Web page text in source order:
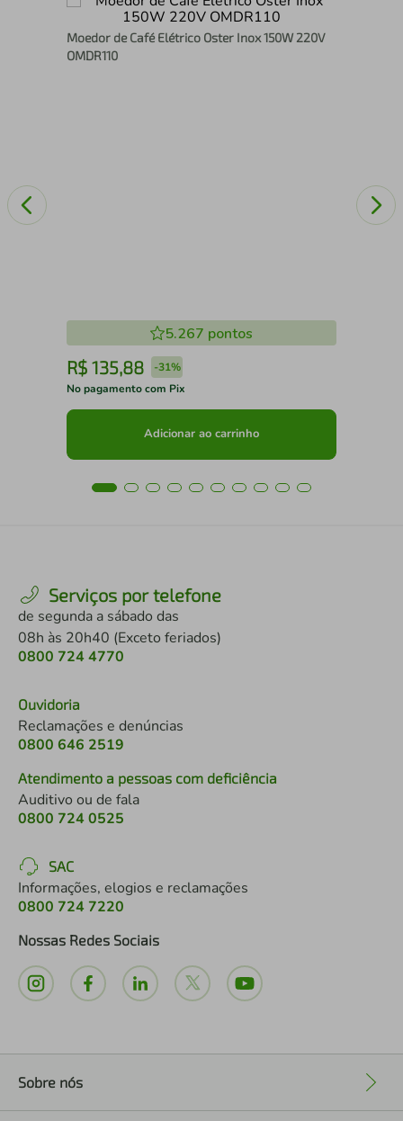
Moedor de Café Elétrico Oster Inox 150W 220V
OMDR110
5.267 pontos
R$ 135,88 -31%
No pagamento com Pix
Adicionar ao carrinho
Serviços por telefone
de segunda a sábado das
08h às 20h40 (Exceto feriados)
0800 724 4770
Ouvidoria
Reclamações e denúncias
0800 646 2519
Atendimento a pessoas com deficiência
Auditivo ou de fala
0800 724 0525
SAC
Informações, elogios e reclamações
0800 724 7220
Nossas Redes Sociais
Sobre nós